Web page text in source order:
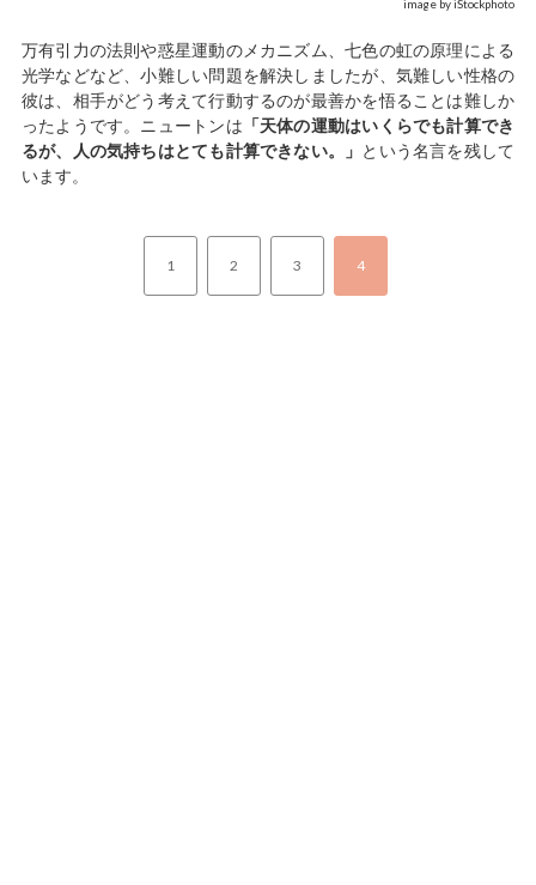
image by iStockphoto
万有引力の法則や惑星運動のメカニズム、七色の虹の原理による
光学などなど、小難しい問題を解決しましたが、気難しい性格の
彼は、相手がどう考えて行動するのが最善かを悟ることは難しか
ったようです。ニュートンは 「天体の運動はいくらでも計算でき
るが、人の気持ちはとても計算できない。」 という名言を残して
います。
1 2 3 4